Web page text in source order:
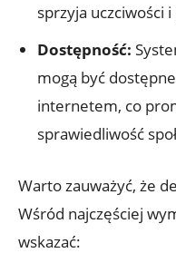
sprzyja uczciwości
Dostępność:
mogą być⁢
internetem, ⁤co
sprawiedliwość
Warto zauważyć, że‌
Wśród najczęściej
wskazać: